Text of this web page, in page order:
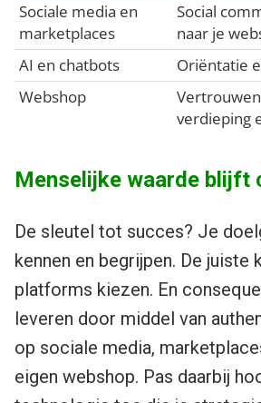
Sociale media en
marketplaces
Social
naar je
AI en chatbots
Oriëntatie
Webshop
verdieping
Menselijke waarde blijft
De sleutel tot succes? Je
kennen en begrijpen. De juiste
platforms kiezen. En
leveren door middel van
op sociale media,
eigen webshop. Pas daarbij